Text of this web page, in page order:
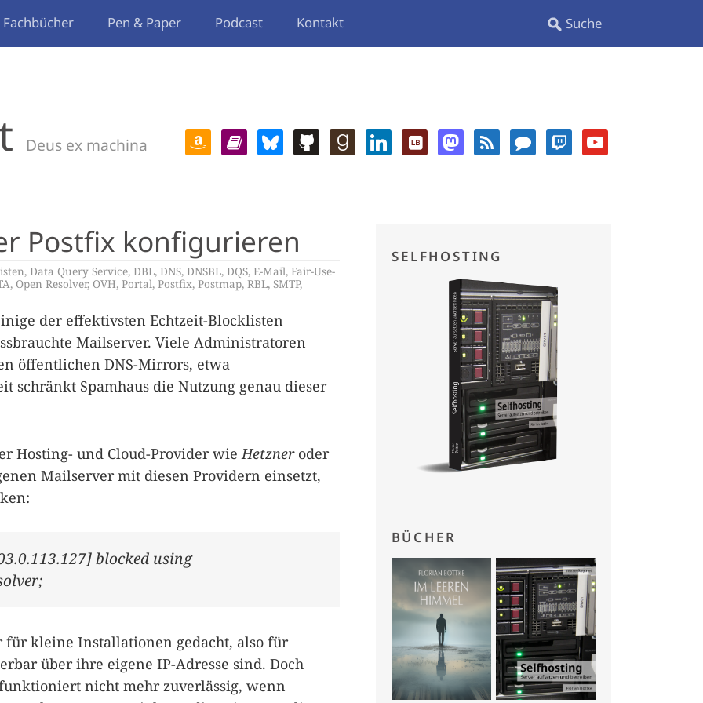
Fachbücher Pen & Paper Podcast Kontakt
Deus ex machina
Postfix konfigurieren
, Data Query Service, DBL, DNS, DNSBL, DQS, E-Mail, Fair-Use-
, Open Resolver, OVH, Portal, Postfix, Postmap, RBL, SMTP,
der effektivsten Echtzeit-Blocklisten
Mailserver. Viele Administratoren
öffentlichen DNS-Mirrors, etwa
schränkt Spamhaus die Nutzung genau dieser
Hosting- und Cloud-Provider wieHetzneroder
Mailserver mit diesen Providern einsetzt,
blocked using
kleine Installationen gedacht, also für
über ihre eigene IP-Adresse sind. Doch
nicht mehr zuverlässig, wenn
SELFHOSTING
BÜCHER